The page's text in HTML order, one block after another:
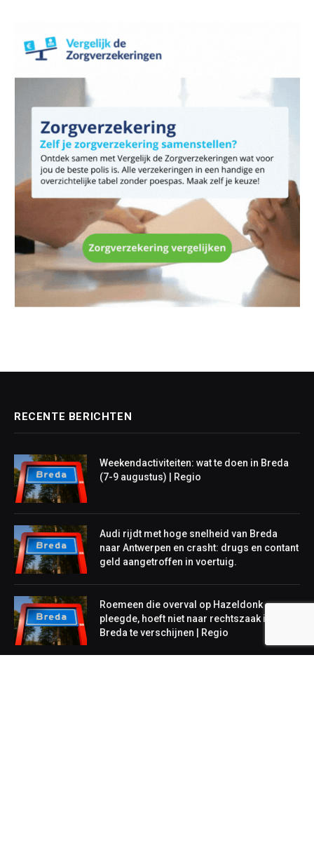
RECENTE BERICHTEN
Weekendactiviteiten: wat te doen in Breda
(7-9 augustus) | Regio
Audi rijdt met hoge snelheid van Breda
naar Antwerpen en crasht: drugs en contant
geld aangetroffen in voertuig.
Roemeen die overval op Hazeldonk
pleegde, hoeft niet naar rechtszaak in
Breda te verschijnen | Regio